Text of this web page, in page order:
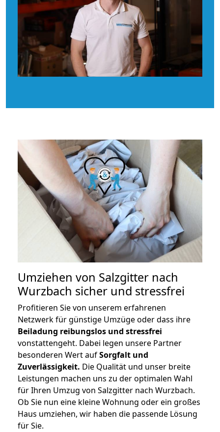
Umziehen von Salzgitter nach
Wurzbach sicher und stressfrei
Profitieren Sie von unserem erfahrenen
Netzwerk für günstige Umzüge oder dass ihre
Beiladung reibungslos und stressfrei
vonstattengeht. Dabei legen unsere Partner
besonderen Wert aufSorgfalt und
Zuverlässigkeit. Die Qualität und unser breite
Leistungen machen uns zu der optimalen Wahl
für Ihren Umzug von Salzgitter nach Wurzbach.
Ob Sie nun eine kleine Wohnung oder ein großes
Haus umziehen, wir haben die passende Lösung
für Sie.